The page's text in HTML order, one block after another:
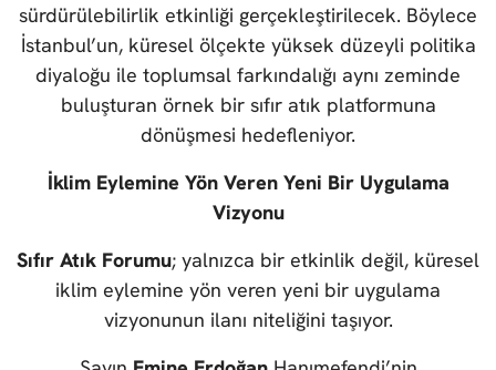
sürdürülebilirlik etkinliği gerçekleştirilecek. Böylece
İstanbul’un, küresel ölçekte yüksek düzeyli politika
diyaloğu ile toplumsal farkındalığı aynı zeminde
buluşturan örnek bir sıfır atık platformuna
dönüşmesi hedefleniyor.
İklim Eylemine Yön Veren Yeni Bir Uygulama
Vizyonu
Sıfır Atık Forumu; yalnızca bir etkinlik değil, küresel
iklim eylemine yön veren yeni bir uygulama
vizyonunun ilanı niteliğini taşıyor.